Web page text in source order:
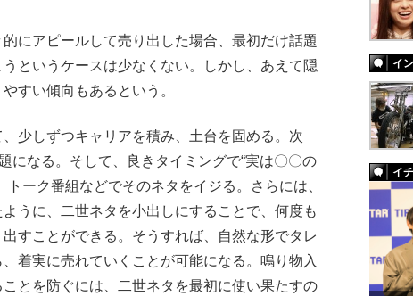
にアピールして売り出した場合、最初だけ話題
というケースは少なくない。しかし、あえて隠
すい傾向もあるという。
、少しずつキャリアを積み、土台を固める。次
になる。そして、良きタイミングで“実は〇〇の
ーク番組などでそのネタをイジる。さらには、
うに、二世ネタを小出しにすることで、何度も
すことができる。そうすれば、自然な形でタレ
着実に売れていくことが可能になる。鳴り物入
とを防ぐには、二世ネタを最初に使い果たすの
イ
イ